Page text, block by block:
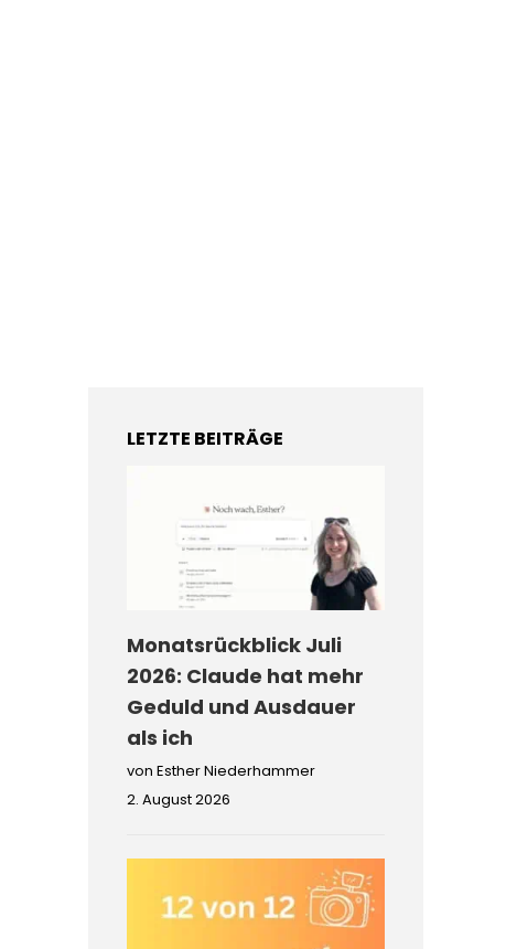
LETZTE BEITRÄGE
Monatsrückblick Juli
2026: Claude hat mehr
Geduld und Ausdauer
als ich
von Esther Niederhammer
2. August 2026